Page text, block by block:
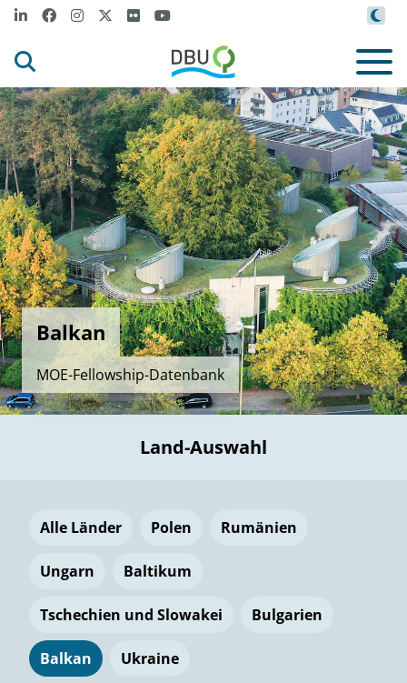
Balkan
MOE-Fellowship-Datenbank
Land-Auswahl
Alle Länder Polen Rumänien
Ungarn Baltikum
Tschechien und Slowakei Bulgarien
Balkan Ukraine